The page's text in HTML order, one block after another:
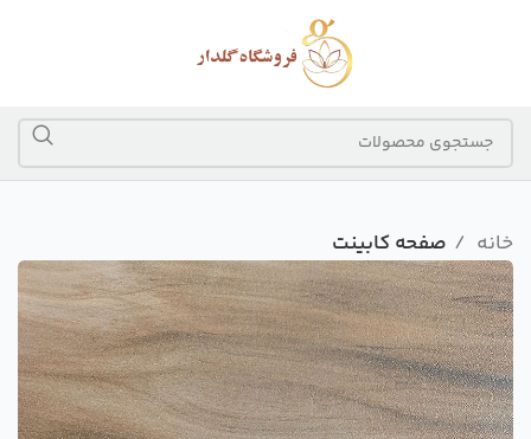
خانه صفحه کابینت